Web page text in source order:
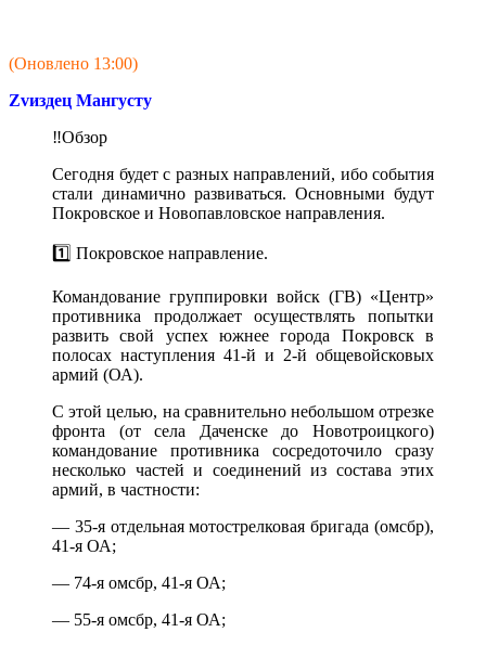
(Оновлено 13:00)
Zvиздец Мангусту
‼️Обзор
Сегодня будет с разных направлений, ибо события
стали динамично развиваться. Основными будут
Покровское и Новопавловское направления.
1️⃣ Покровское направление.
Командование группировки войск (ГВ) «Центр»
противника продолжает осуществлять попытки
развить свой успех южнее города Покровск в
полосах наступления 41-й и 2-й общевойсковых
армий (ОА).
С этой целью, на сравнительно небольшом отрезке
фронта (от села Даченске до Новотроицкого)
командование противника сосредоточило сразу
несколько частей и соединений из состава этих
армий, в частности:
— 35-я отдельная мотострелковая бригада (омсбр),
41-я ОА;
— 74-я омсбр, 41-я ОА;
— 55-я омсбр, 41-я ОА;